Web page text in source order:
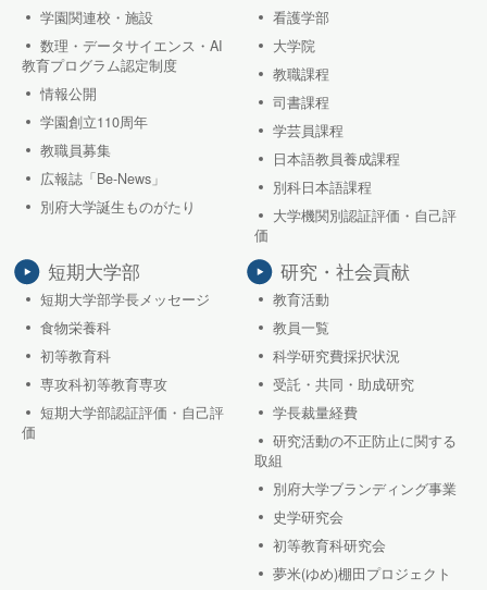
学園関連校・施設
数理・データサイエンス・AI
教育プログラム認定制度
情報公開
学園創立110周年
教職員募集
広報誌「Be-News」
別府大学誕生ものがたり
看護学部
大学院
教職課程
司書課程
学芸員課程
日本語教員養成課程
別科日本語課程
大学機関別認証評価・自己評
価
短期大学部
短期大学部学長メッセージ
食物栄養科
初等教育科
専攻科初等教育専攻
短期大学部認証評価・自己評
価
研究・社会貢献
教育活動
教員一覧
科学研究費採択状況
受託・共同・助成研究
学長裁量経費
研究活動の不正防止に関する
取組
別府大学ブランディング事業
史学研究会
初等教育科研究会
夢米(ゆめ)棚田プロジェクト